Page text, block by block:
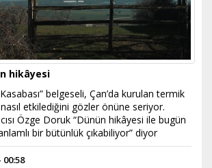
hikâyesi
belgeseli, Çan’da kurulan termik
etkilediğini gözler önüne seriyor.
Özge Doruk “Dünün hikâyesi ile bugün
bir bütünlük çıkabiliyor” diyor
00:58